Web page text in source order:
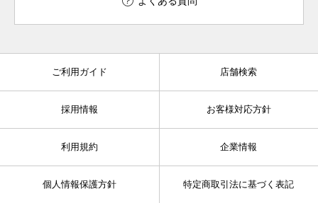
ご利用ガイド 店舗検索
採用情報 お客様対応方針
利用規約 企業情報
個人情報保護方針 特定商取引法に基づく表記